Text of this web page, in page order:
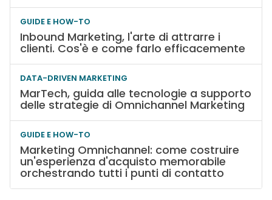
GUIDE E HOW-TO
Inbound Marketing, l'arte di attrarre i
clienti. Cos'è e come farlo efficacemente
DATA-DRIVEN MARKETING
MarTech, guida alle tecnologie a supporto
delle strategie di Omnichannel Marketing
GUIDE E HOW-TO
Marketing Omnichannel: come costruire
un'esperienza d'acquisto memorabile
orchestrando tutti i punti di contatto